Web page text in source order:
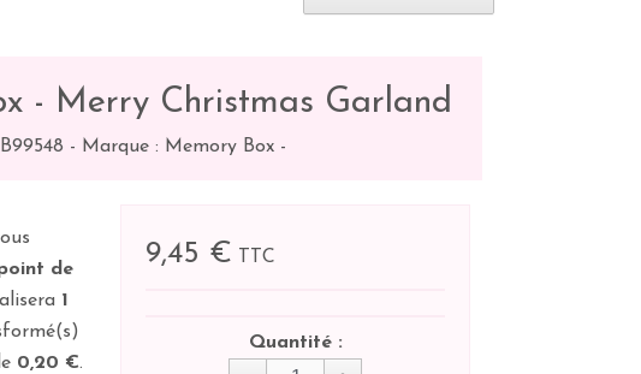
- Merry Christmas Garland
- Marque : Memory Box -
de
1
0,20 €.
9,45 € TTC
Quantité :